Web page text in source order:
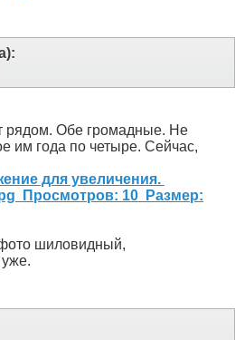
рядом. Обе громадные. Не
им года по четыре. Сейчас,
шиловидный,